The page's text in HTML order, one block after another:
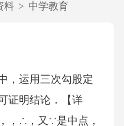
料 > 中学教育
，运用三次勾股定
证明结论．【详
，∴，又∵是中点，